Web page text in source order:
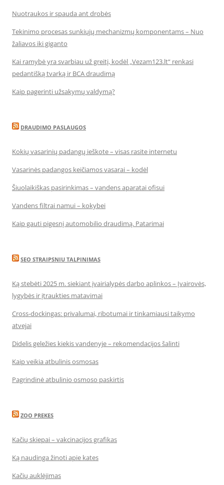
Nuotraukos ir spauda ant drobės
Tekinimo procesas sunkiųjų mechanizmų komponentams – Nuo
žaliavos iki giganto
Kai ramybė yra svarbiau už greitį, kodėl „Vezam123.lt“ renkasi
pedantišką tvarką ir BCA draudimą
Kaip pagerinti užsakymų valdymą?
DRAUDIMO PASLAUGOS
Kokių vasarinių padangų ieškote – visas rasite internetu
Vasarinės padangos keičiamos vasarai – kodėl
Šiuolaikiškas pasirinkimas – vandens aparatai ofisui
Vandens filtrai namui – kokybei
Kaip gauti pigesnį automobilio draudimą. Patarimai
SEO STRAIPSNIU TALPINIMAS
Ką stebėti 2025 m. siekiant įvairialypės darbo aplinkos – Įvairovės,
lygybės ir įtraukties matavimai
Cross-dockingas: privalumai, ribotumai ir tinkamiausi taikymo
atvejai
Didelis geležies kiekis vandenyje – rekomendacijos šalinti
Kaip veikia atbulinis osmosas
Pagrindinė atbulinio osmoso paskirtis
ZOO PREKES
Kačių skiepai – vakcinacijos grafikas
Ką naudinga žinoti apie kates
Kačių auklėjimas